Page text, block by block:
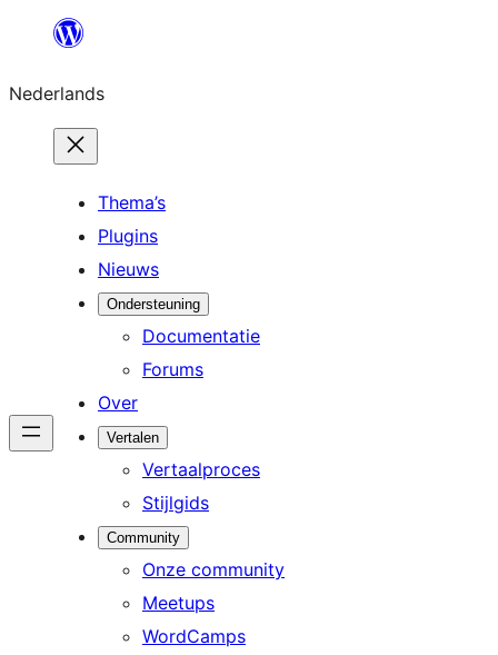
de
inhoud
Nederlands
Thema’s
Plugins
Nieuws
Ondersteuning
Documentatie
Forums
Over
Vertalen
Vertaalproces
Stijlgids
Community
Onze community
Meetups
WordCamps